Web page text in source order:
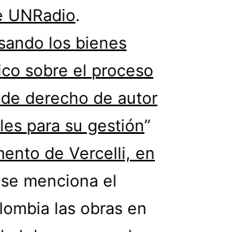
UNRadio.
los bienes
sobre el proceso
derecho de autor
para su gestión”
de Vercelli, en
menciona el
las obras en